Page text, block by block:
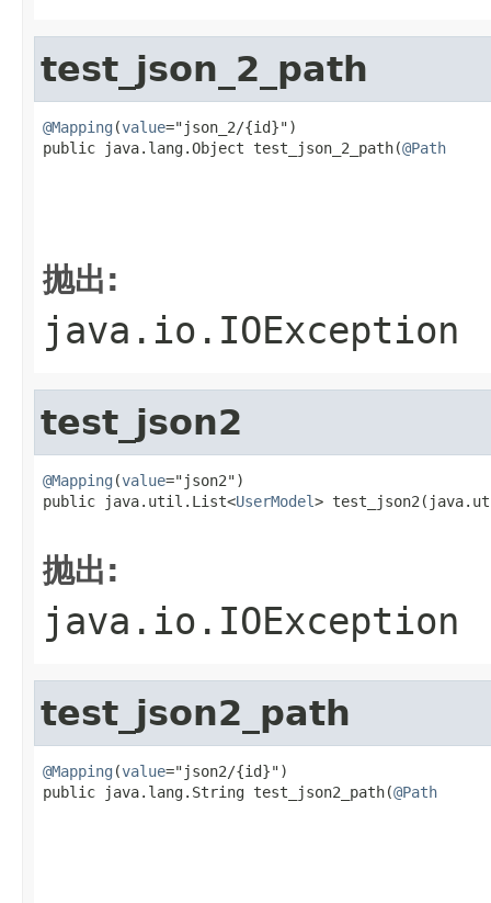
test_json_2_path
@Mapping (value="json_2/{id}")
public java.lang.Object test_json_2_path(@Path
抛出:
java.io.IOException
test_json2
@Mapping (value="json2")
public java.util.List<UserModel>
抛出:
java.io.IOException
test_json2_path
@Mapping (value="json2/{id}")
public java.lang.String test_json2_path(@Path